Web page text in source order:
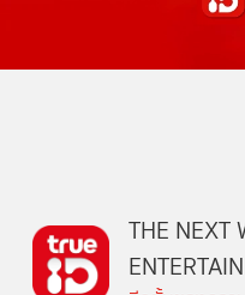
THE NEXT